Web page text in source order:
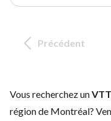
Précédent
Vous recherchez un
région de Montréal?